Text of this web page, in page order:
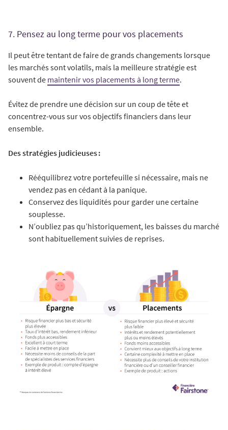
7. Pensez au long terme pour vos placements
Il peut être tentant de faire de grands changements lorsque
les marchés sont volatils, mais la meilleure stratégie est
souvent de maintenir vos placements à long terme.
Évitez de prendre une décision sur un coup de tête et
concentrez-vous sur vos objectifs financiers dans leur
ensemble.
Des stratégies judicieuses :
Rééquilibrez votre portefeuille si nécessaire, mais ne
vendez pas en cédant à la panique.
Conservez des liquidités pour garder une certaine
souplesse.
N’oubliez pas qu’historiquement, les baisses du marché
sont habituellement suivies de reprises.